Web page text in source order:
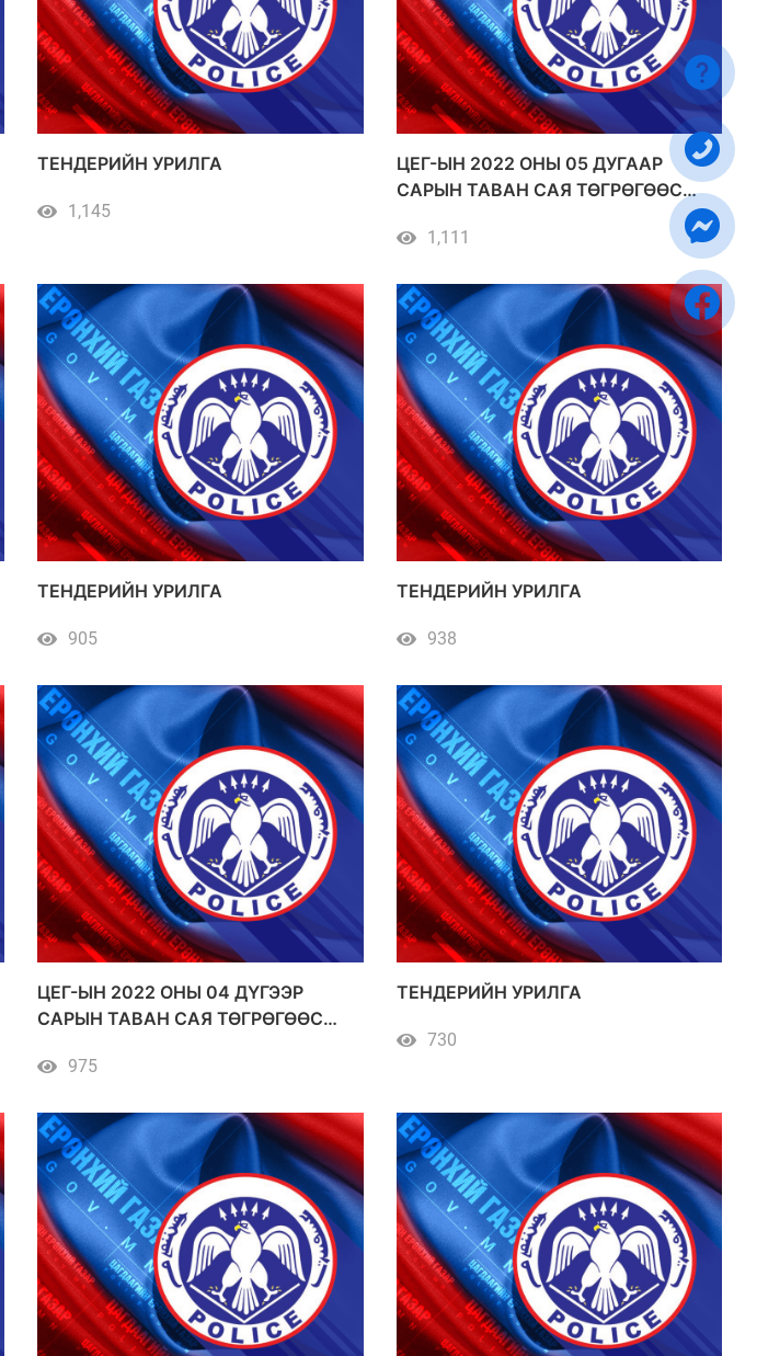
ТЕНДЕРИЙН УРИЛГА
1,145
ЦЕГ-ЫН 2022 ОНЫ 05 ДУГААР
САРЫН ТАВАН САЯ ТӨГРӨГӨӨС
ХУДАЛДАН АВАЛТ
1,111
ТЕНДЕРИЙН УРИЛГА
905
ТЕНДЕРИЙН УРИЛГА
938
ЦЕГ-ЫН 2022 ОНЫ 04 ДҮГЭЭР
САРЫН ТАВАН САЯ ТӨГРӨГӨӨС
ХУДАЛДАН АВАЛТ
975
ТЕНДЕРИЙН УРИЛГА
730